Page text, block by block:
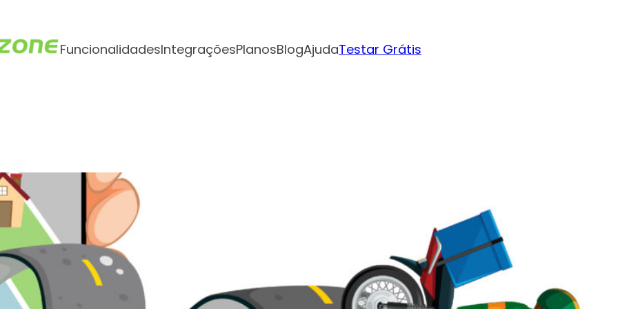
FuncionalidadesIntegraçõesPlanosBlogAjudaTestar Grátis